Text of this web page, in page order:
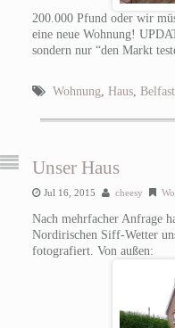
200.000 Pfund oder wir
eine neue Wohnung!
sondern nur “den Markt
Wohnung Haus, Belfast,
Unser Haus
Jul 16, 2015 cheesy
Nach mehrfacher Anfrage
Nordirischen Siff-Wetter
fotografiert. Von außen: